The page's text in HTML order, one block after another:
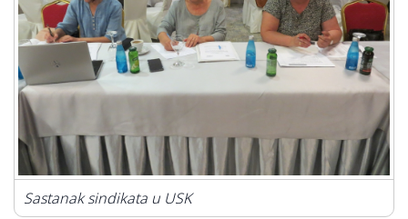
Sastanak sindikata u USK